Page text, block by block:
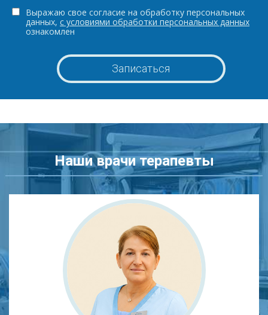
Выражаю свое согласие на обработку персональных
данных, с условиями обработки персональных данных
ознакомлен
Наши врачи терапевты